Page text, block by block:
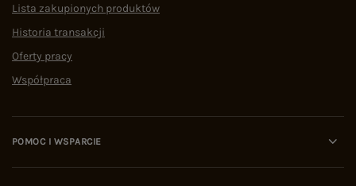
Lista zakupionych produktów
Historia transakcji
Oferty pracy
Współpraca
POMOC I WSPARCIE